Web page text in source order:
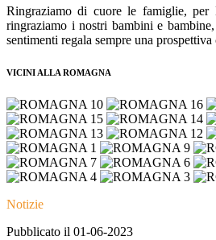
Ringraziamo di cuore le famiglie, per
ringraziamo i nostri bambini e
sentimenti regala sempre una prospettiva
VICINI ALLA ROMAGNA
Notizie
Pubblicato il 01-06-2023